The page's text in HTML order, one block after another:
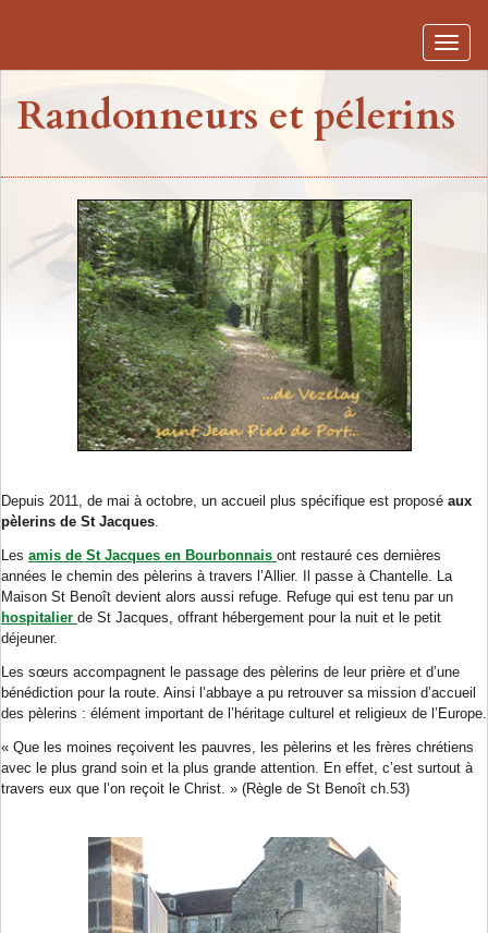
Toggle
Randonneurs et pélerins
Depuis 2011, de mai à octobre, un accueil plus spécifique est proposé aux
pèlerins de St Jacques
Les amis de St Jacques en Bourbonnais ont restauré ces dernières
années le chemin des pèlerins à travers l’Allier. Il passe à Chantelle. La
Maison St Benoît devient alors aussi refuge. Refuge qui est tenu par un
hospitalier de St Jacques, offrant hébergement pour la nuit et le petit
déjeuner.
Les sœurs accompagnent le passage des pèlerins de leur prière et d’une
bénédiction pour la route. Ainsi l’abbaye a pu retrouver sa mission d’accueil
des pèlerins : élément important de l’héritage culturel et religieux de l’Europe.
« Que les moines reçoivent les pauvres, les pèlerins et les frères chrétiens
avec le plus grand soin et la plus grande attention. En effet, c’est surtout à
travers eux que l’on reçoit le Christ. » (Règle de St Benoît ch.53)